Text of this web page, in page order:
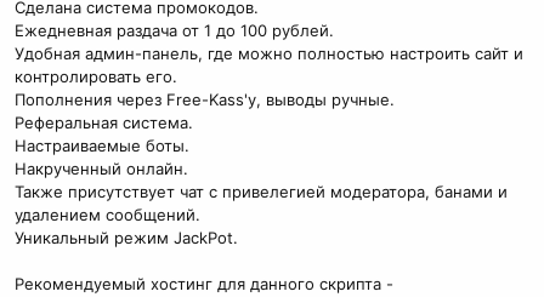
Сделана система промокодов.
Ежедневная раздача от 1 до 100 рублей.
Удобная админ-панель, где можно полностью настроить сайт и
контролировать его.
Пополнения через Free-Kass'y, выводы ручные.
Реферальная система.
Настраиваемые боты.
Накрученный онлайн.
Также присутствует чат с привелегией модератора, банами и
удалением сообщений.
Уникальный режим JackPot.
Рекомендуемый хостинг для данного скрипта -